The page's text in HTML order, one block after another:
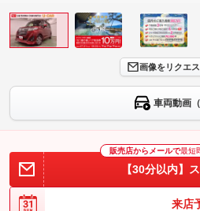
画像をリクエ
車両動画（
販売店からメールで最短
【30分以内】
来店